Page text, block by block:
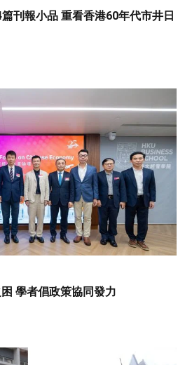
刊報小品 重看香港60年代市井日
學者倡政策協同發力